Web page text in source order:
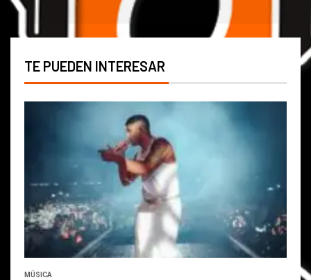
TE PUEDEN INTERESAR
MÚSICA